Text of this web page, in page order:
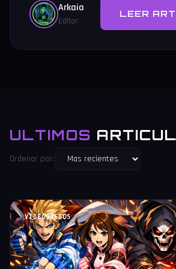
Arkaia
Editor
LEER
ULTIMOS
Ordenar por:
VIDEOJUEGOS